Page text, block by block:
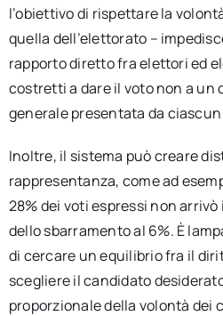
l’obiettivo di rispettare la
quella dell’elettorato –
rapporto diretto fra elettori ed
costretti a dare il voto non a un
generale presentata da
Inoltre, il sistema può creare
rappresentanza, come ad
28% dei voti espressi non
dello sbarramento al 6%. È
di cercare un equilibrio fra il
scegliere il candidato
proporzionale della volontà dei